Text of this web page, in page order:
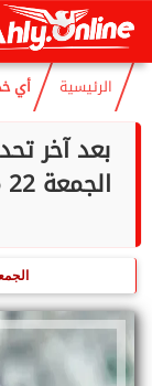
السبت
الرئيسية أي
بعد آخر